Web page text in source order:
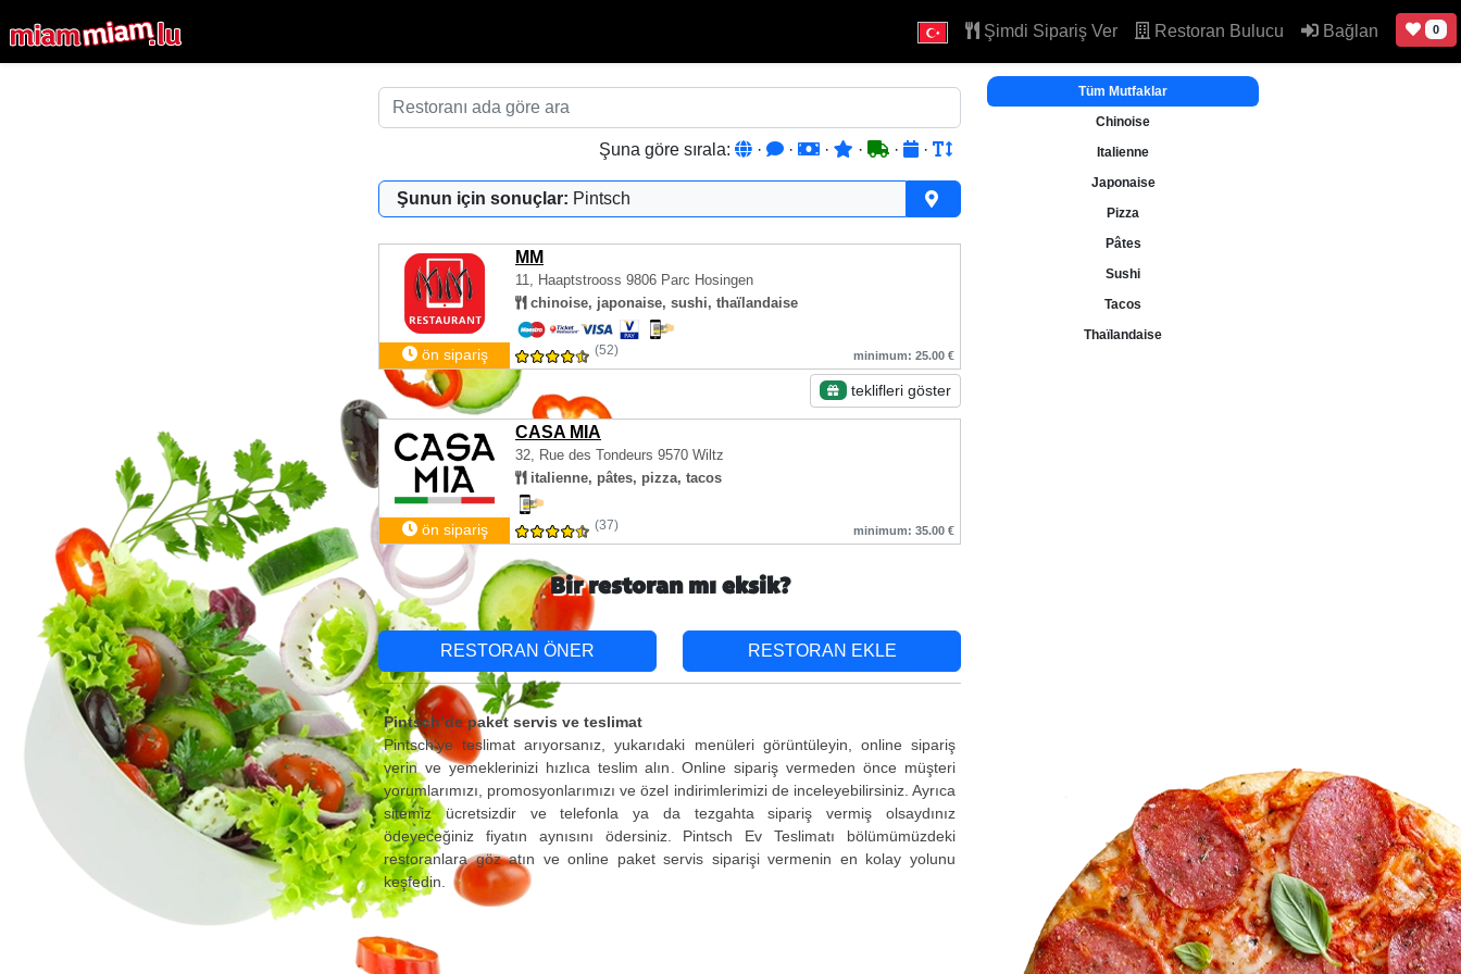
Şimdi Sipariş Ver Restoran Bulucu Bağlan 0
Şuna göre sırala: · · · · · ·
Şunun için sonuçlar: Pintsch
MM
11, Haaptstrooss 9806 Parc Hosingen
chinoise, japonaise, sushi, thaïlandaise
ön sipariş (52) minimum: 25.00 €
teklifleri göster
CASA MIA
32, Rue des Tondeurs 9570 Wiltz
italienne, pâtes, pizza, tacos
ön sipariş (37) minimum: 35.00 €
Tüm Mutfaklar
Chinoise
Italienne
Japonaise
Pizza
Pâtes
Sushi
Tacos
Thaïlandaise
Bir restoran mı eksik?
RESTORAN ÖNER RESTORAN EKLE
Pintsch’de paket servis ve teslimat
Pintsch’ye teslimat arıyorsanız, yukarıdaki menüleri görüntüleyin, online sipariş
verin ve yemeklerinizi hızlıca teslim alın. Online sipariş vermeden önce müşteri
yorumlarımızı, promosyonlarımızı ve özel indirimlerimizi de inceleyebilirsiniz. Ayrıca
sitemiz ücretsizdir ve telefonla ya da tezgahta sipariş vermiş olsaydınız
ödeyeceğiniz fiyatın aynısını ödersiniz. Pintsch Ev Teslimatı bölümümüzdeki
restoranlara göz atın ve online paket servis siparişi vermenin en kolay yolunu
keşfedin.